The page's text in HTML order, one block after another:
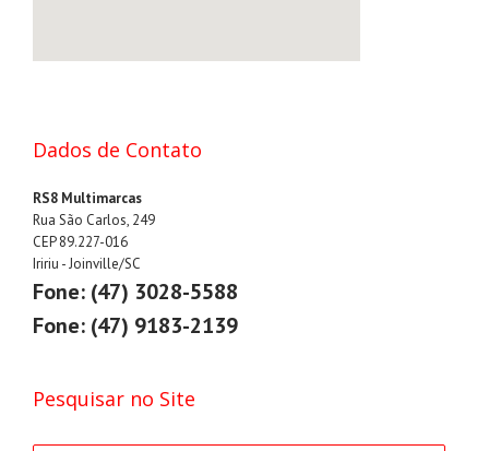
Dados de Contato
RS8 Multimarcas
Rua São Carlos, 249
CEP 89.227-016
Iririu - Joinville/SC
Fone: (47) 3028-5588
Fone: (47) 9183-2139
Pesquisar no Site